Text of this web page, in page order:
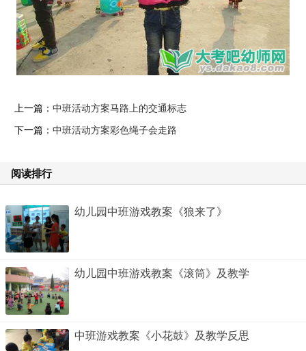
上一篇： 中班活动方案马路上的交通标志
下一篇： 中班活动方案彩色绳子会走路
阅读排行
幼儿园中班游戏教案《狼来了》
幼儿园中班游戏教案《滚筒》及教学
中班游戏教案《小花鼓》及教学反思